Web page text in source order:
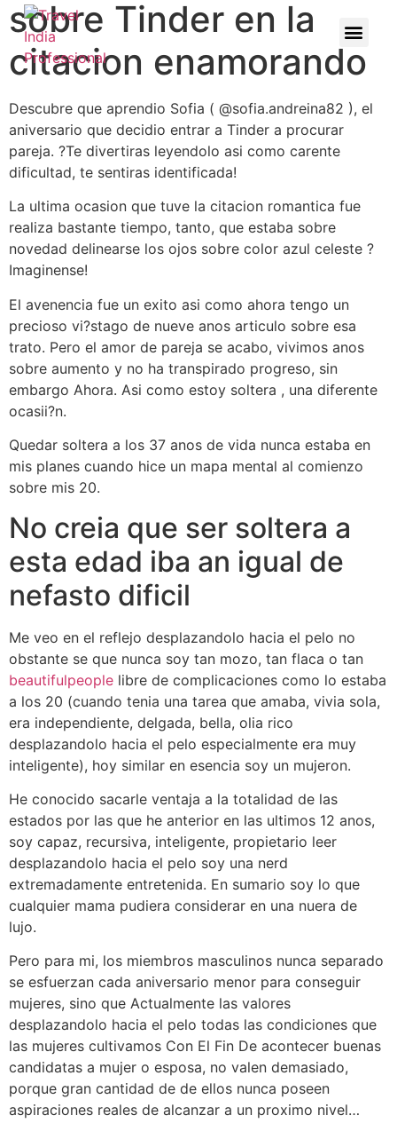
sobre Tinder en la
citacion enamorando
Descubre que aprendio Sofia ( @sofia.andreina82 ), el
aniversario que decidio entrar a Tinder a procurar
pareja. ?Te divertiras leyendolo asi­ como carente
dificultad, te sentiras identificada!
La ultima ocasion que tuve la citacion romantica fue
realiza bastante tiempo, tanto, que estaba sobre
novedad delinearse los ojos sobre color azul celeste ?
Imaginense!
El avenencia fue un exito asi­ como ahora tengo un
precioso vi?stago de nueve anos arti­culo sobre esa
trato. Pero el amor de pareja se acabo, vivimos anos
sobre aumento y no ha transpirado progreso, sin
embargo Ahora. Asi­ como estoy soltera , una diferente
ocasii?n.
Quedar soltera a los 37 anos de vida nunca estaba en
mis planes cuando hice un mapa mental al comienzo
sobre mis 20.
No creia que ser soltera a
esta edad iba an igual de
nefasto dificil
Me veo en el reflejo desplazandolo hacia el pelo no
obstante se que nunca soy tan mozo, tan flaca o tan
beautifulpeople libre de complicaciones como lo estaba
a los 20 (cuando tenia una tarea que amaba, vivia sola,
era independiente, delgada, bella, olia rico
desplazandolo hacia el pelo especialmente era muy
inteligente), hoy similar en esencia soy un mujeron.
He conocido sacarle ventaja a la totalidad de las
estados por las que he anterior en las ultimos 12 anos,
soy capaz, recursiva, inteligente, propietario leer
desplazandolo hacia el pelo soy una nerd
extremadamente entretenida. En sumario soy lo que
cualquier mama pudiera considerar en una nuera de
lujo.
Pero para mi, los miembros masculinos nunca separado
se esfuerzan cada aniversario menor para conseguir
mujeres, sino que Actualmente las valores
desplazandolo hacia el pelo todas las condiciones que
las mujeres cultivamos Con El Fin De acontecer buenas
candidatas a mujer o esposa, no valen demasiado,
porque gran cantidad de de ellos nunca poseen
aspiraciones reales de alcanzar a un proximo nivel…